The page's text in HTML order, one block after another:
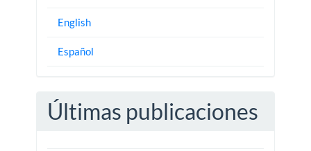
English
Español
Últimas publicaciones